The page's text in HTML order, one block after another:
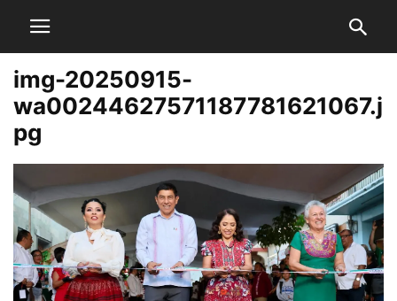
img-20250915-
wa00244627571187781621067.j
pg